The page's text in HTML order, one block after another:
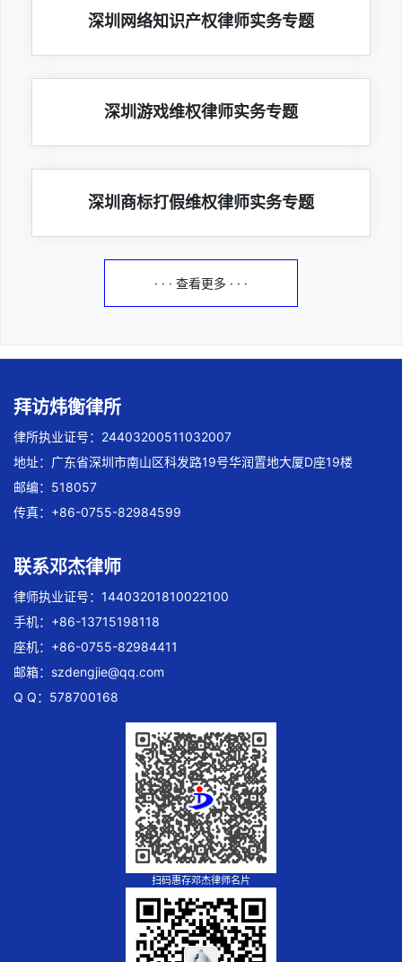
深圳网络知识产权律师实务专题
深圳游戏维权律师实务专题
深圳商标打假维权律师实务专题
· · · 查看更多 · · ·
拜访炜衡律所
律所执业证号：24403200511032007
地址：广东省深圳市南山区科发路19号华润置地大厦D座19楼
邮编：518057
传真：+86-0755-82984599
联系邓杰律师
律师执业证号：14403201810022100
手机：+86-13715198118
座机：+86-0755-82984411
邮箱： szdengjie@qq.com
Q Q：578700168
扫码惠存邓杰律师名片